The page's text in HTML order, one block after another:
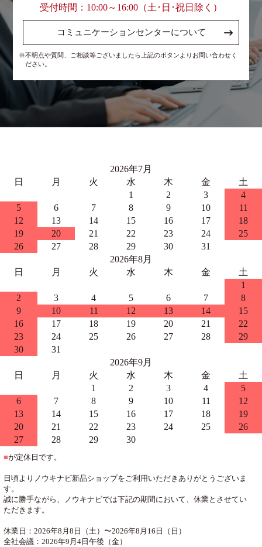
受付時間：10:00～16:00（土･日･祝日除く）
コミュニケーションセンターについて
※不明点や質問、ご相談等ございましたら上記のボタンよりお問い合わせく
ださい。
2026年7月
日
月 火 水 木 金
土
1
2 3
4
5
6 7 8 9 10
11
12
13 14 15 16 17
18
19
20 21 22 23 24
25
26
27 28 29 30
31
2026年8月
日
月 火 水 木 金
土
1
2
3 4 5 6 7
8
9
10 11 12 13 14
15
16
17 18 19 20 21
22
23
24 25 26 27 28
29
30
31
2026年9月
日
月 火 水 木 金
土
1
2 3 4
5
6
7 8 9 10 11
12
13
14 15 16 17 18
19
20
21 22 23 24 25
26
27
28 29 30
■が定休日です。
日頃よりノウキナビ新品ショップをご利用いただきありがとうございま
す。
誠に勝手ながら、ノウキナビでは下記の期間において、休業とさせてい
ただきます。
休業日：2026年8月8日（土）〜2026年8月16日（日）
全社会議：2026年9月4日午後（金）